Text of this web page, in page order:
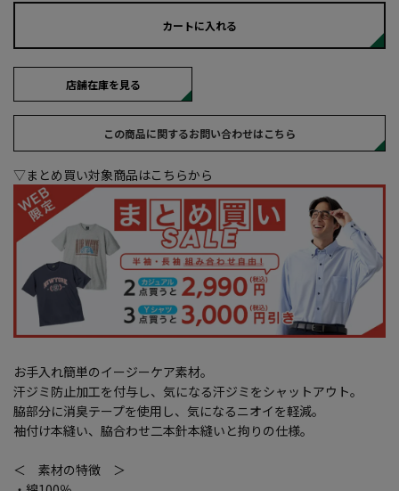
カートに入れる
店舗在庫を見る
この商品に関するお問い合わせはこちら
▽まとめ買い対象商品はこちらから
お手入れ簡単のイージーケア素材。
汗ジミ防止加工を付与し、気になる汗ジミをシャットアウト。
脇部分に消臭テープを使用し、気になるニオイを軽減。
袖付け本縫い、脇合わせ二本針本縫いと拘りの仕様。
＜ 素材の特徴 ＞